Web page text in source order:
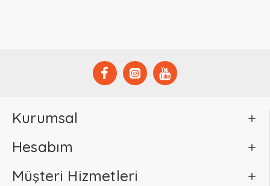
Kurumsal
Hesabım
Müşteri Hizmetleri